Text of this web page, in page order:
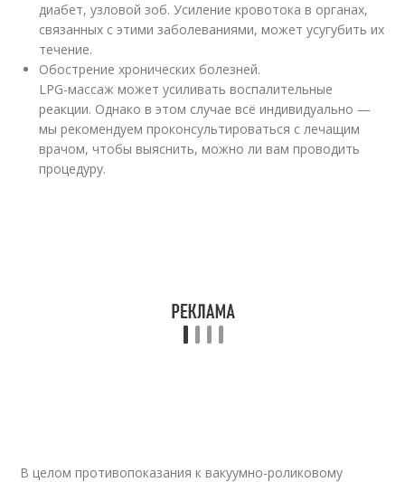
диабет, узловой зоб. Усиление кровотока в органах,
связанных с этими заболеваниями, может усугубить их
течение.
Обострение хронических болезней.
LPG-массаж может усиливать воспалительные
реакции. Однако в этом случае всё индивидуально —
мы рекомендуем проконсультироваться с лечащим
врачом, чтобы выяснить, можно ли вам проводить
процедуру.
В целом противопоказания к вакуумно-роликовому